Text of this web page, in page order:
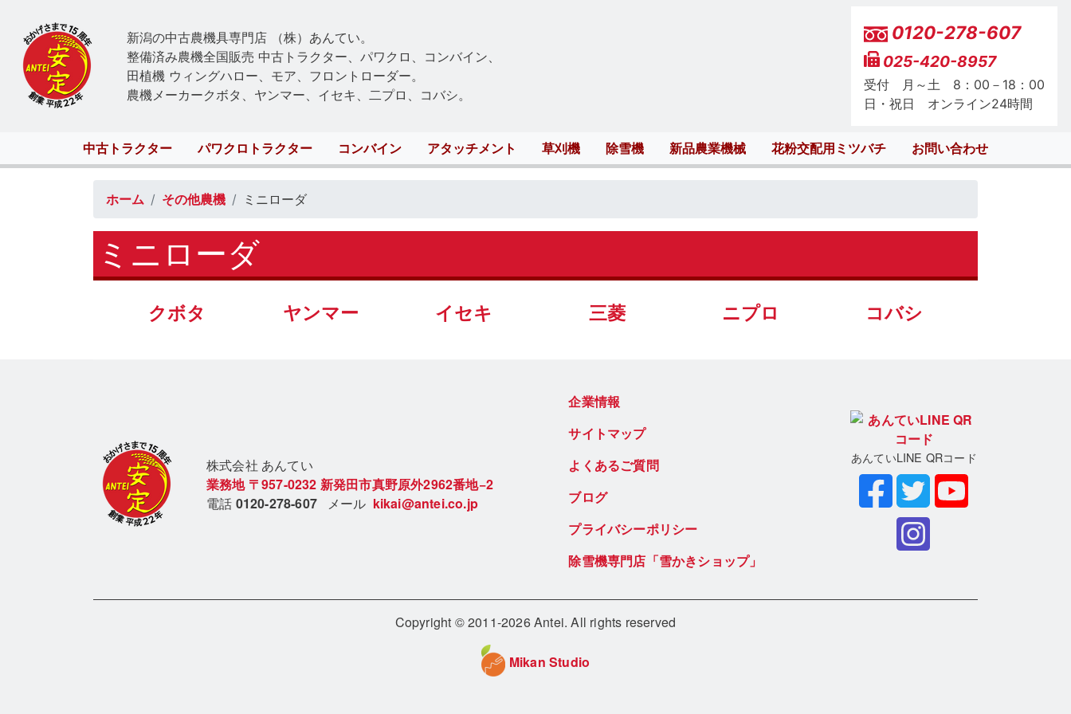
新潟の中古農機具専門店 （株）あんてい。
整備済み農機全国販売 中古トラクター、パワクロ、コンバイン、
田植機 ウィングハロー、モア、フロントローダー。
農機メーカークボタ、ヤンマー、イセキ、二プロ、コバシ。
0120-278-607
025-420-8957
受付 月～土 8：00－18：00
日・祝日 オンライン24時間
Main
navigation
中古トラクター パワクロトラクター コンバイン アタッチメント 草刈機 除雪機 新品農業機械 花粉交配用ミツバチ お問い合わせ
ホーム その他農機 ミニローダ
ミニローダ
クボタ ヤンマー イセキ 三菱 ニプロ コバシ
株式会社 あんてい
業務地 〒957-0232 新発田市真野原外2962番地−2
電話 0120-278-607 メール kikai@antei.co.jp
企業情報
サイトマップ
よくあるご質問
ブログ
プライバシーポリシー
除雪機専門店「雪かきショップ」
あんていLINE QRコード
Copyright © 2011-2026 Antei. All rights reserved
Mikan Studio